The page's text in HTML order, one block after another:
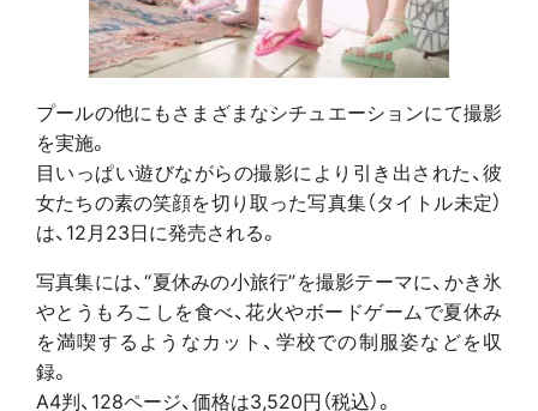
プールの他にもさまざまなシチュエーションにて撮影
を実施。
目いっぱい遊びながらの撮影により引き出された、彼
女たちの素の笑顔を切り取った写真集（タイトル未定）
は、12月23日に発売される。
写真集には、“夏休みの小旅行”を撮影テーマに、かき氷
やとうもろこしを食べ、花火やボードゲームで夏休み
を満喫するようなカット、学校での制服姿などを収
録。
A4判、128ページ、価格は3,520円（税込）。